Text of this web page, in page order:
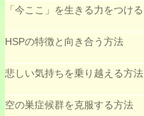
「今ここ」を生きる力をつける
HSPの特徴と向き合う方法
悲しい気持ちを乗り越える方法
空の巣症候群を克服する方法